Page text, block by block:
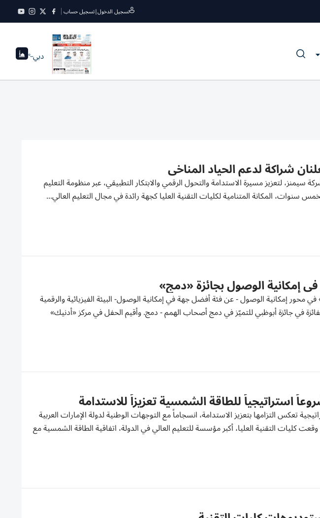
تسجيل الدخول|تسجيل حساب
دبي--°
شراكة لدعم الحياد المناخي
سيمنز، لتعزيز مسيرة الاستدامة والتحول الرقمي والابتكار التطبيقي، عبر منظومة التعليم
سنوات، المكانة المتنامية لكليات التقنية العليا كجهة رائدة في مجال التعليم العالي...
إمكانية الوصول بجائزة «دمج»
محور إمكانية الوصول - عن فئة أفضل جهة في إمكانية الوصول- البيئة الفيزيائية والرقمية
في جائزة أبوظبي للتميّز في دمج أصحاب الهمم - دمج. وأقيم الحفل في مركز «أدنيك»
استراتيجياً للطاقة الشمسية تعزيزاً للاستدامة
استراتيجية تعكس التزامها بتعزيز الاستدامة، انسجاماً مع التوجهات الوطنية لدولة الإمارات العربية
كليات التقنية العليا، أكبر مؤسسة للتعليم العالي في الدولة، اتفاقية الطاقة الشمسية مع